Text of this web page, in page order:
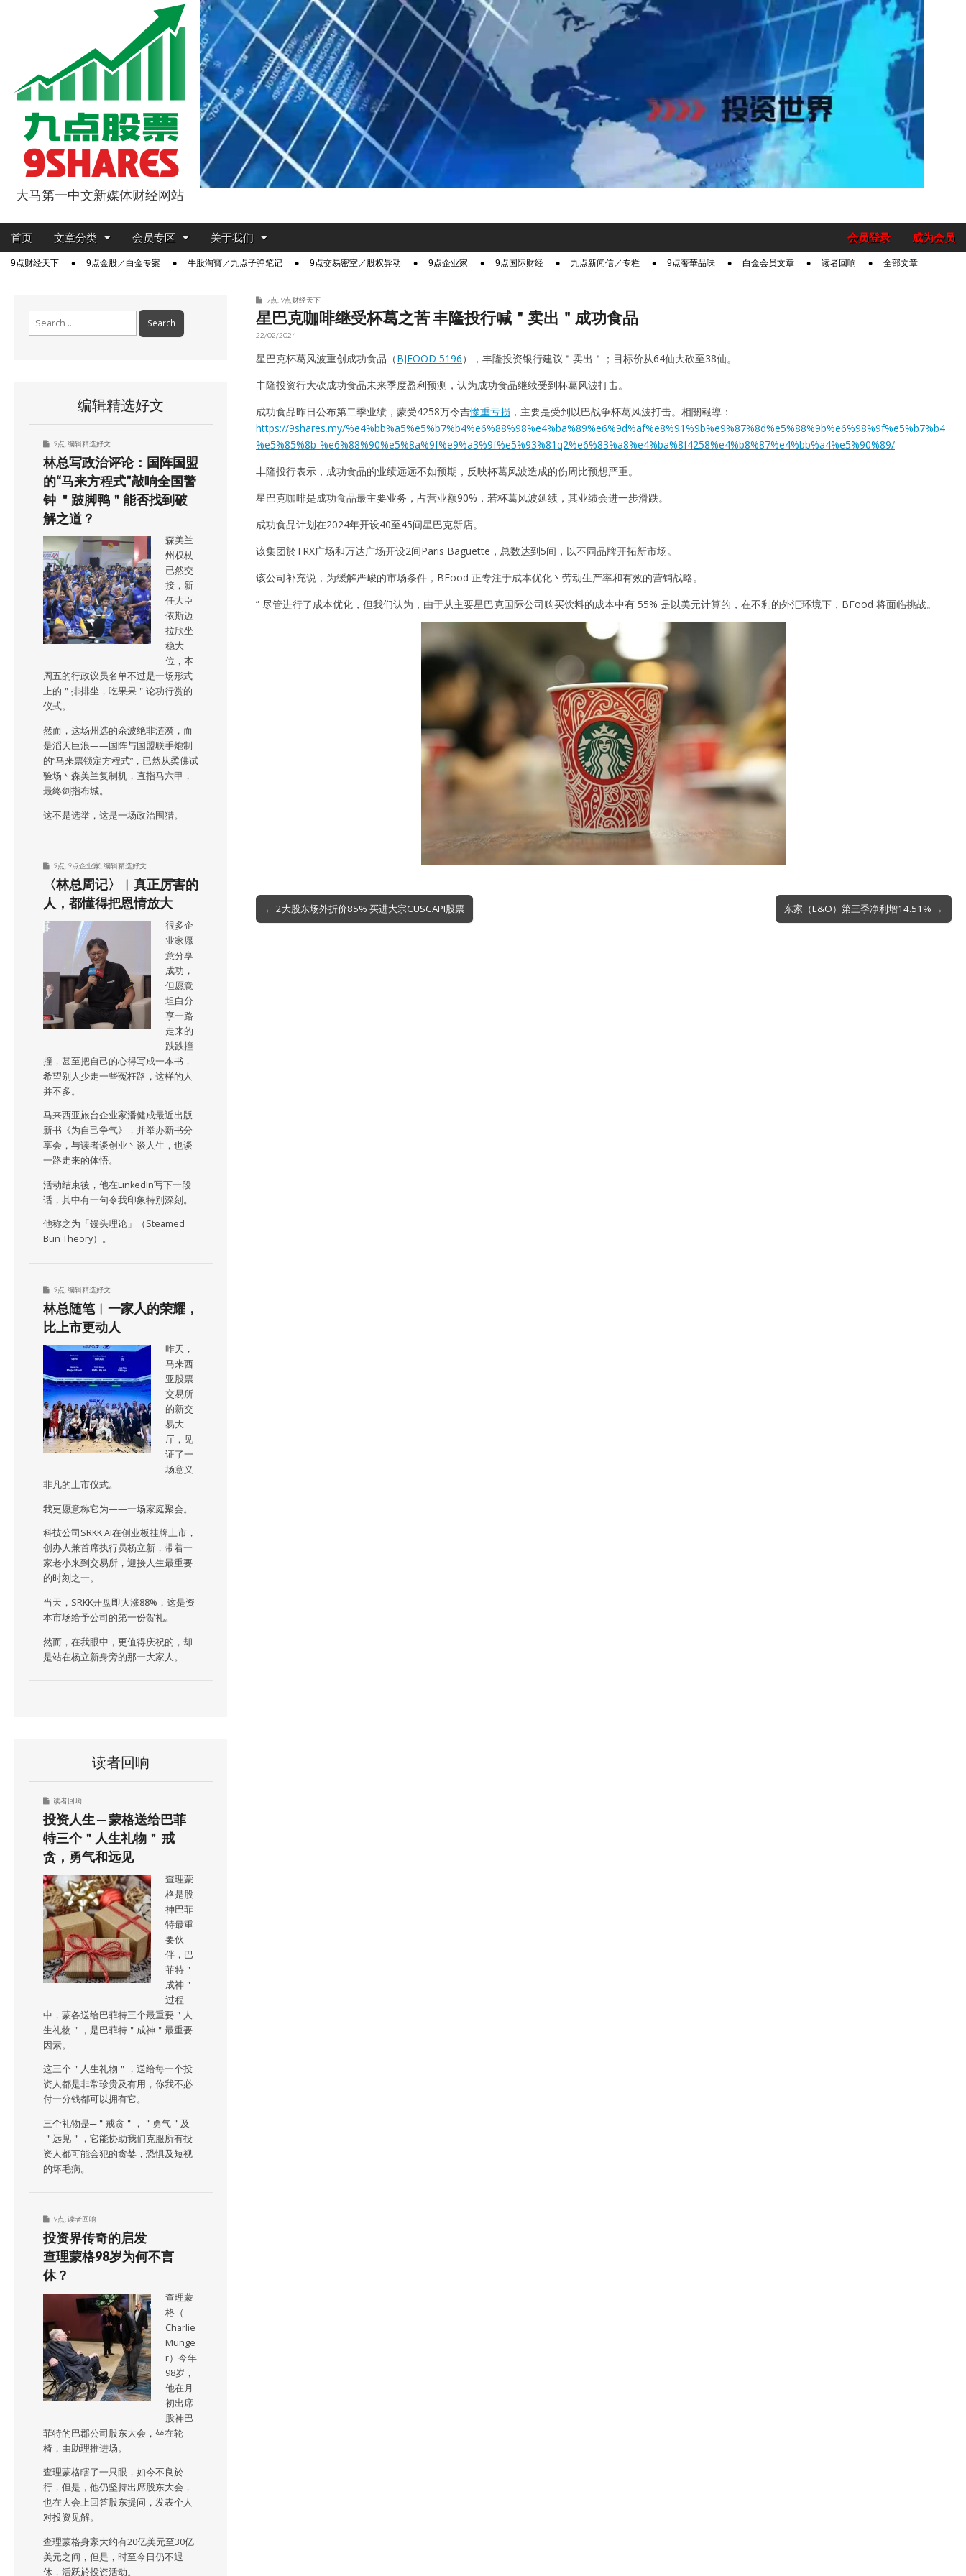
9点股票
大马第一中文新媒体财经网站
Main
Skip
content
首页 文章分类 会员专区 关于我们 成为会员
会员登录
Sub9点财经天下 9点金股／白金专案 牛股淘寶／九点子弹笔记 9点交易密室／股权异动 9点企业家 9点国际财经 九点新闻信／专栏 9点奢華品味 白金会员文章 读者回响 全部文章
9点 9点财经天下
星巴克咖啡继受杯葛之苦 丰隆投行喊＂卖出＂成功食品
22/02/2024
星巴克杯葛风波重创成功食品（BJFOOD 5196），丰隆投资银行建议＂卖出＂；目标价从64仙大砍至38仙。
丰隆投资行大砍成功食品未来季度盈利预测，认为成功食品继续受到杯葛风波打击。
成功食品昨日公布第二季业绩，蒙受4258万令吉惨重亏损 ，主要是受到以巴战争杯葛风波打击。相關報導：
https://9shares.my/%e4%bb%a5%e5%b7%b4%e6%88%98%e4%ba%89%e6%9d%af%e8%91%9b%e9%87%8d%e5%88%9b%e6%98%9f%e5%b7%b4
%e5%85%8b-%e6%88%90%e5%8a%9f%e9%a3%9f%e5%93%81q2%e6%83%a8%e4%ba%8f4258%e4%b8%87%e4%bb%a4%e5%90%89/
丰隆投行表示，成功食品的业绩远远不如预期，反映杯葛风波造成的伤周比预想严重。
星巴克咖啡是成功食品最主要业务，占营业额90%，若杯葛风波延续，其业绩会进一步滑跌。
成功食品计划在2024年开设40至45间星巴克新店。
该集团於TRX广场和万达广场开设2间Paris Baguette，总数达到5间，以不同品牌开拓新市场。
该公司补充说，为缓解严峻的市场条件，BFood 正专注于成本优化丶劳动生产率和有效的营销战略。
” 尽管进行了成本优化，但我们认为，由于从主要星巴克国际公司购买饮料的成本中有 55% 是以美元计算的，在不利的外汇环境下，BFood 将面临挑战。
Post
navigation
← 2大股东场外折价85% 买进大宗CUSCAPI股票 东家（E&O）第三季净利增14.51% →
编辑精选好文
9点 编辑精选好文
林总写政治评论：国阵国盟
的“马来方程式”敲响全国警
钟 ＂跛脚鸭＂能否找到破
解之道？
森美兰
州权杖
已然交
接，新
任大臣
依斯迈
拉欣坐
稳大
位，本
周五的行政议员名单不过是一场形式
上的＂排排坐，吃果果＂论功行赏的
仪式。
然而，这场州选的余波绝非涟漪，而
是滔天巨浪——国阵与国盟联手炮制
的“马来票锁定方程式”，已然从柔佛试
验场丶森美兰复制机，直指马六甲，
最终剑指布城。
这不是选举，这是一场政治围猎。
9点 9点企业家 编辑精选好文
〈林总周记〉︱真正厉害的
人，都懂得把恩情放大
很多企
业家愿
意分享
成功，
但愿意
坦白分
享一路
走来的
跌跌撞
撞，甚至把自己的心得写成一本书，
希望别人少走一些冤枉路，这样的人
并不多。
马来西亚旅台企业家潘健成最近出版
新书《为自己争气》，并举办新书分
享会，与读者谈创业丶谈人生，也谈
一路走来的体悟。
活动结束後，他在LinkedIn写下一段
话，其中有一句令我印象特别深刻。
他称之为「馒头理论」（Steamed
Bun Theory）。
9点 编辑精选好文
林总随笔︱一家人的荣耀，
比上市更动人
昨天，
马来西
亚股票
交易所
的新交
易大
厅，见
证了一
场意义
非凡的上市仪式。
我更愿意称它为——一场家庭聚会。
科技公司SRKK AI在创业板挂牌上市，
创办人兼首席执行员杨立新，带着一
家老小来到交易所，迎接人生最重要
的时刻之一。
当天，SRKK开盘即大涨88%，这是资
本市场给予公司的第一份贺礼。
然而，在我眼中，更值得庆祝的，却
是站在杨立新身旁的那一大家人。
读者回响
读者回响
投资人生 ─ 蒙格送给巴菲
特三个＂人生礼物＂ 戒
贪，勇气和远见
查理蒙
格是股
神巴菲
特最重
要伙
伴，巴
菲特＂
成神＂
过程
中，蒙各送给巴菲特三个最重要＂人
生礼物＂，是巴菲特＂成神＂最重要
因素。
这三个＂人生礼物＂，送给每一个投
资人都是非常珍贵及有用，你我不必
付一分钱都可以拥有它。
三个礼物是─＂戒贪＂，＂勇气＂及
＂远见＂，它能协助我们克服所有投
资人都可能会犯的贪婪，恐惧及短视
的坏毛病。
9点 读者回响
投资界传奇的启发
查理蒙格98岁为何不言
休？
查理蒙
格（
Charlie
Munge
r）今年
98岁，
他在月
初出席
股神巴
菲特的巴郡公司股东大会，坐在轮
椅，由助理推进场。
查理蒙格瞎了一只眼，如今不良於
行，但是，他仍坚持出席股东大会，
也在大会上回答股东提问，发表个人
对投资见解。
查理蒙格身家大约有20亿美元至30亿
美元之间，但是，时至今日仍不退
休，活跃於投资活动。